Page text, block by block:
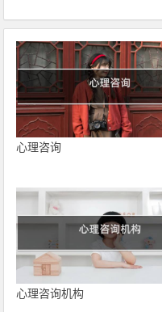
心理咨询
心理咨询机构